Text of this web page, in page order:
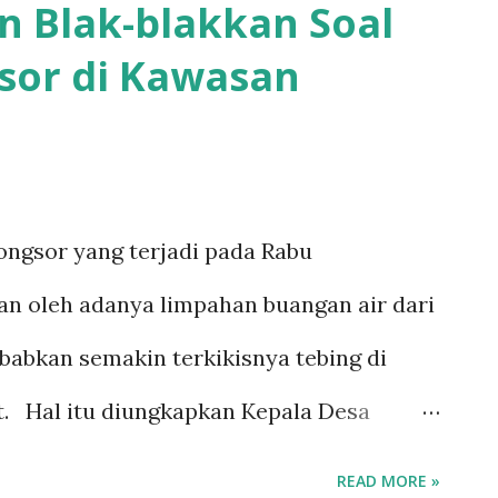
pertemuan kedua ada beberapa
perusahaan," ujar Kuwu
Asep menjelaskan beberapa poin
Diantaranya adalah lokasi akses
digunakan oleh pengusaha untuk
kekhawatiran terkait
merah dan pasir, yang dapat
berkurangnya material alami yang
Blak-blakkan Soal
di Kawasan
yang terjadi pada Rabu
oleh adanya limpahan buangan air dari
semakin terkikisnya tebing di
Hal itu diungkapkan Kepala Desa
READ MORE »